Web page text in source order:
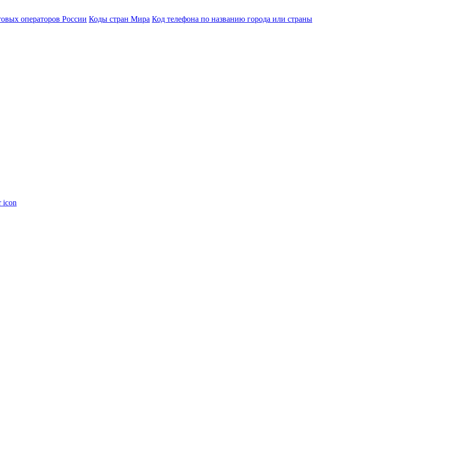
операторов России Коды стран Мира Код телефона по названию города или страны